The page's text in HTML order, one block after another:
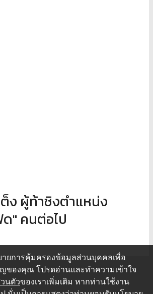
ง ผู้ท้าชิงตำแหน่ง
ด" คนต่อไป
ายการคุ้มครองข้อมูลส่วนบุคคลเพื่อ
ของคุณ โปรดอ่านและทำความเข้าใจ
นตัวของเราเพิ่มเติม หากท่านใช้งาน